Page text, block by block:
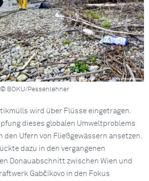
© BOKU/Pessenlehner
wird über Flüsse eingetragen.
dieses globalen Umweltproblems
den Ufern von Fließgewässern ansetzen.
dazu in den vergangenen
Donauabschnitt zwischen Wien und
Gabčíkovo in den Fokus